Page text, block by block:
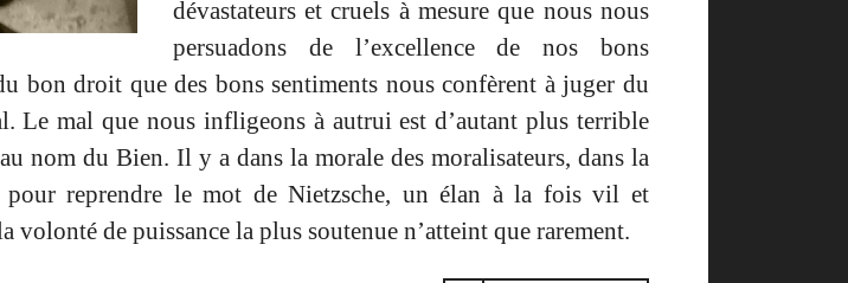
dévastateurs et cruels à mesure que nous nous
persuadons de l’excellence de nos bons
bon droit que des bons sentiments nous confèrent à juger du
Le mal que nous infligeons à autrui est d’autant plus terrible
nom du Bien. Il y a dans la morale des moralisateurs, dans la
reprendre le mot de Nietzsche, un élan à la fois vil et
volonté de puissance la plus soutenue n’atteint que rarement.